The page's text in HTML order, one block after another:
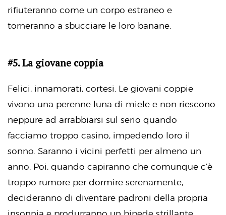
rifiuteranno come un corpo estraneo e
torneranno a sbucciare le loro banane.
#5. La giovane coppia
Felici, innamorati, cortesi. Le giovani coppie
vivono una perenne luna di miele e non riescono
neppure ad arrabbiarsi sul serio quando
facciamo troppo casino, impedendo loro il
sonno. Saranno i vicini perfetti per almeno un
anno. Poi, quando capiranno che comunque c’è
troppo rumore per dormire serenamente,
decideranno di diventare padroni della propria